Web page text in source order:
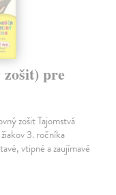
zošit) pre
zošit Tajomstvá
3. ročníka
vtipné a zaujímavé